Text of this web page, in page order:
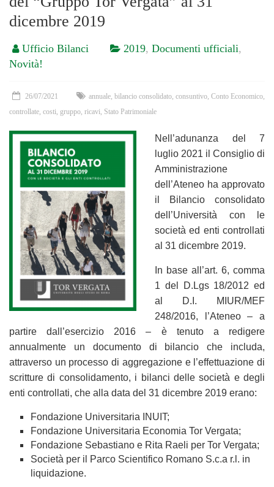
dicembre 2019
Ufficio Bilanci 2019, Documenti ufficiali,
Novità!
26/07/2021 annuale bilancio consolidato consuntivo Conto Economico
controllate costi gruppo ricavi Stato Patrimoniale
Nell’adunanza del 7
luglio 2021 il Consiglio di
Amministrazione
dell’Ateneo ha approvato
il Bilancio consolidato
dell’Università con le
società ed enti controllati
al 31 dicembre 2019.
In base all’art. 6, comma
1 del D.Lgs 18/2012 ed
al D.I. MIUR/MEF
248/2016, l’Ateneo – a
partire dall’esercizio 2016 – è tenuto a redigere
annualmente un documento di bilancio che includa,
attraverso un processo di aggregazione e l’effettuazione di
scritture di consolidamento, i bilanci delle società e degli
enti controllati, che alla data del 31 dicembre 2019 erano:
Fondazione Universitaria INUIT;
Fondazione Universitaria Economia Tor Vergata;
Fondazione Sebastiano e Rita Raeli per Tor Vergata;
Società per il Parco Scientifico Romano S.c.a r.l. in
liquidazione.